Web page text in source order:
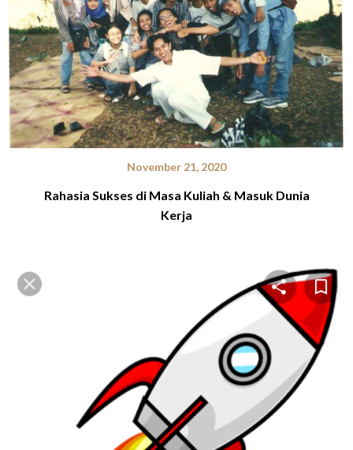
November 21, 2020
Rahasia Sukses di Masa Kuliah & Masuk Dunia
Kerja